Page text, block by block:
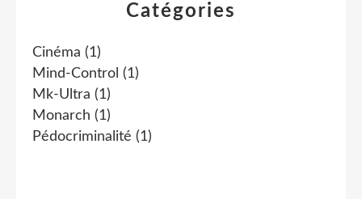
Catégories
Cinéma (1)
Mind-Control (1)
Mk-Ultra (1)
Monarch (1)
Pédocriminalité (1)